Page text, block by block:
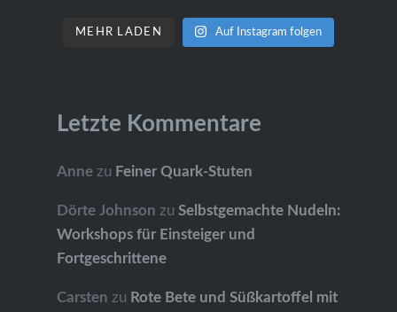
MEHR LADEN Auf Instagram folgen
Letzte Kommentare
Annezu Feiner Quark-Stuten
Dörte Johnson zu Selbstgemachte Nudeln:
Workshops für Einsteiger und
Fortgeschrittene
Carsten zu Rote Bete und Süßkartoffel mit